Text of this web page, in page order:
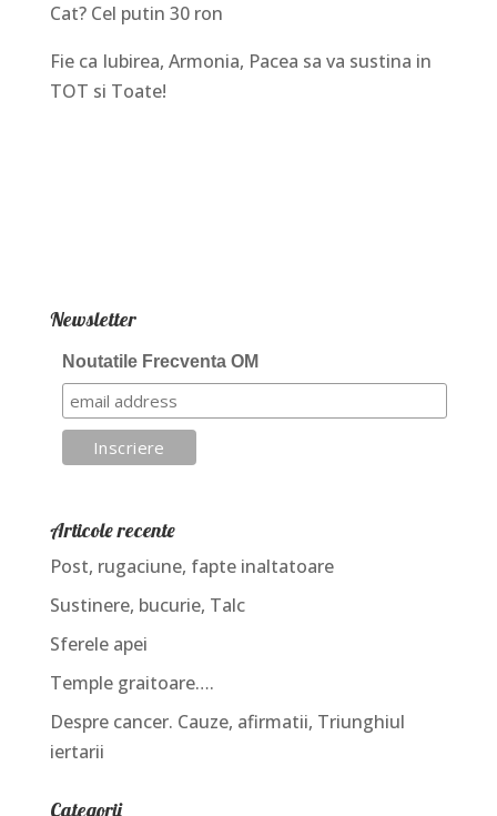
Cat? Cel putin 30 ron
Fie ca Iubirea, Armonia, Pacea sa va sustina in
TOT si Toate!
Newsletter
Noutatile Frecventa OM
Articole recente
Post, rugaciune, fapte inaltatoare
Sustinere, bucurie, Talc
Sferele apei
Temple graitoare….
Despre cancer. Cauze, afirmatii, Triunghiul
iertarii
Categorii